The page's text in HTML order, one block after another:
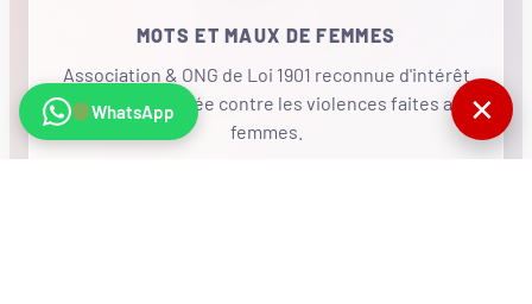
MOTS ET MAUX DE FEMMES
Association & ONG de Loi 1901 reconnue d'intérêt
général, mobilisée contre les violences faites aux
femmes.
WhatsApp ✕